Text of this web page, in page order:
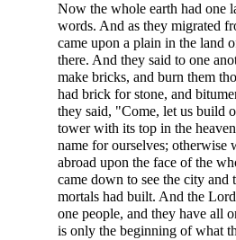
Now the whole earth had one
words. And as they migrated
came upon a plain in the land
there. And they said to one
make bricks, and burn them
had brick for stone, and
they said, "Come, let us build
tower with its top in the
name for ourselves; otherwise
abroad upon the face of the
came down to see the city and
mortals had built. And the
one people, and they have all
is only the beginning of what